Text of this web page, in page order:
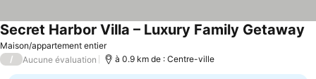
Maison/appartement entier
Secret Harbor Villa – Luxury Family Getaway
/ Aucune évaluation à 0.9 km de : Centre-ville